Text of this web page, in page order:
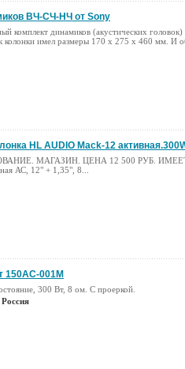
ВЧ-СЧ-НЧ от Sony
комплект динамиков (акустических
колонки имел размеры 170 х 275 х 460 мм. И
HL AUDIO Mack-12
МАГАЗИН. ЦЕНА 12 500 РУБ.
АС, 12" + 1,35", 8...
150АС-001М
300 Вт, 8 ом. С проеркой.